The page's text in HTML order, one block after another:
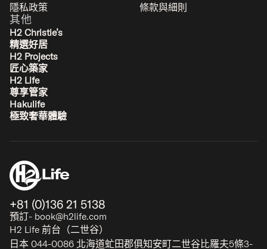
隱私政策
條款與細則
其他
H2 Christie’s
精選好居
H2 Projects
匠心築家
H2 Life
尊享管家
Hakulife
極致奢華體驗
+81 (0)136 21 5138
預訂- book@h2life.com
H2 Life 前台（二世谷）
日本 044-0086 北海道虻田郡俱知安町二世谷比羅夫5條3-